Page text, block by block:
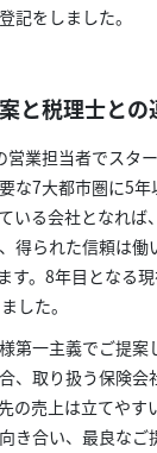
記をしました。
と税理士と
営業担当者でスタ
な7大都市圏に5
いる会社となれば
得られた信頼は働
す。8年目となる
した。
第一主義でご提案
、取り扱う保険
の売上は立てやす
き合い、最良な